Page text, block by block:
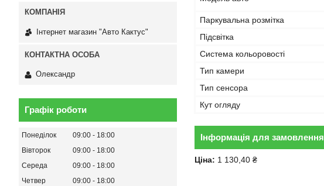
Паркувальна розмітка
Підсвітка
Система кольоровості
Тип камери
Тип сенсора
Кут огляду
Інформація для замовлення
Ціна: 1 130,40 ₴
Інтернет магазин "Авто Кактус"
Олександр
Графік роботи
Понеділок 09:00
18:00
Вівторок
09:00
18:00
Середа
09:00
18:00
Четвер
09:00
18:00